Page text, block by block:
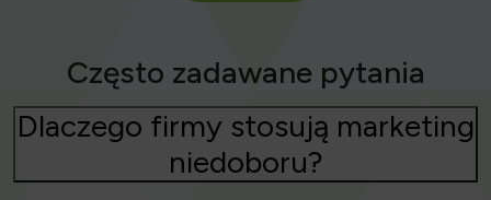
Często zadawane pytania
Dlaczego firmy stosują marketing
niedoboru?